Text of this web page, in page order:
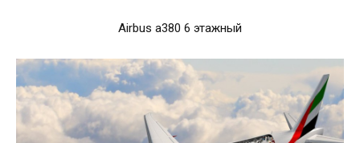
Airbus a380 6 этажный